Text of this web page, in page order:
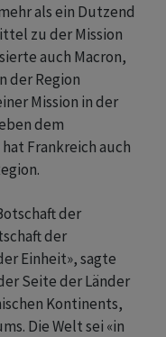
als ein Dutzend
zu der Mission
auch Macron,
der Region
Mission in der
dem
Frankreich auch
der
der
Einheit», sagte
Seite der Länder
Kontinents,
Die Welt sei «in